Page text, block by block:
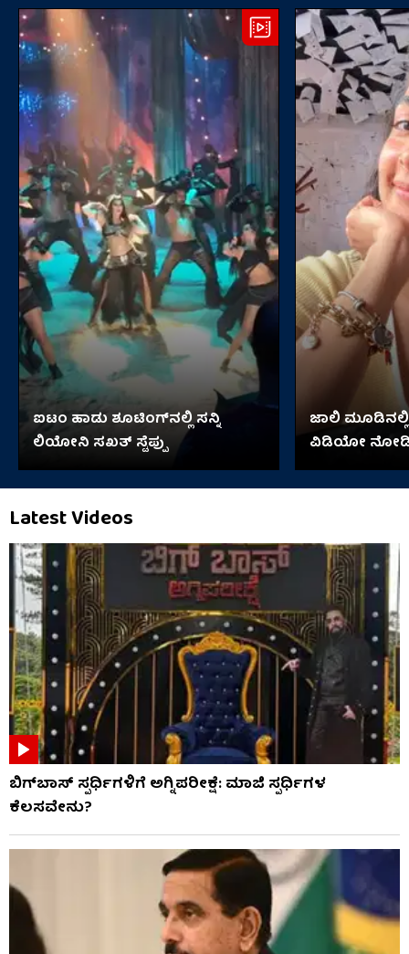
ಐಟಂ ಹಾಡು ಶೂಟಿಂಗ್​​ನಲ್ಲಿ ಸನ್ನಿ
ಲಿಯೋನಿ ಸಖತ್ ಸ್ಟೆಪ್ಪು
ಜಾಲಿ
ವಿಡಿಯೋ
Latest Videos
ಬಿಗ್​​ಬಾಸ್​ ಸ್ಪರ್ಧಿಗಳಿಗೆ ಅಗ್ನಿಪರೀಕ್ಷೆ: ಮಾಜಿ ​​ಸ್ಪರ್ಧಿಗಳ
ಕೆಲಸವೇನು?